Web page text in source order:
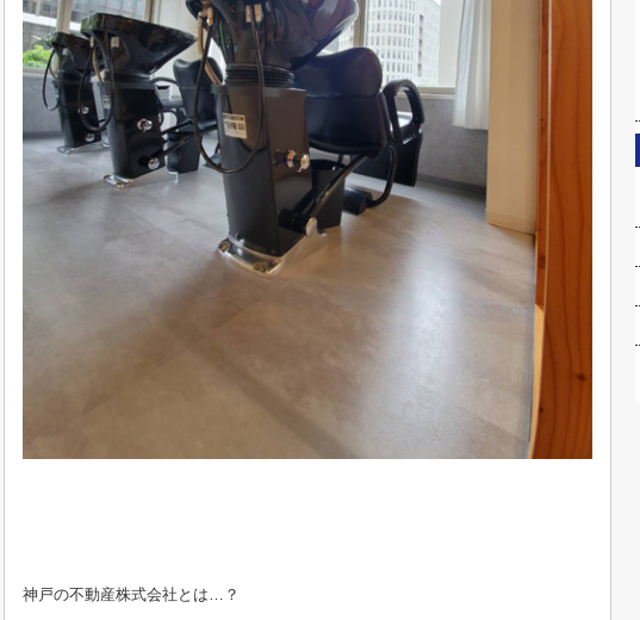
神戸の不動産株式会社とは…？